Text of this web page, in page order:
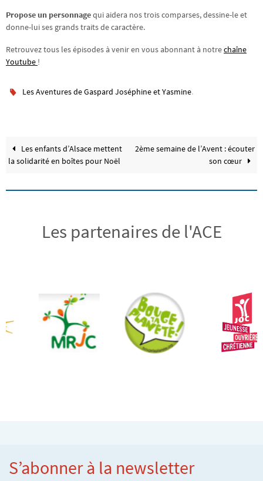
Propose un personnagequi aidera nos trois comparses, dessine-le et
donne-lui ses grands traits de caractère.
Retrouvez tous les épisodes à venir en vous abonnant à notrechaîne
Youtube !
Les Aventures de Gaspard Joséphine et Yasmine.
Les enfants d’Alsace mettent
la solidarité en boîtes pour Noël
2ème semaine de l’Avent : écouter
son cœur
Les partenaires de l'ACE
S’abonner à la newsletter